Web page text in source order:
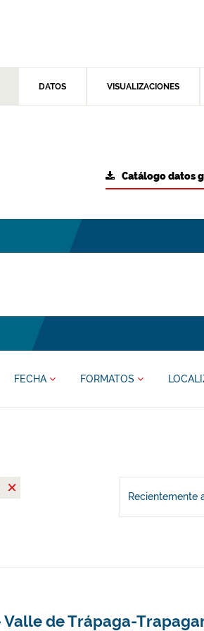
DATOS VISUALIZACIONES
Catálogo datos
FECHA FORMATOS
Recientemente
de Trápaga-